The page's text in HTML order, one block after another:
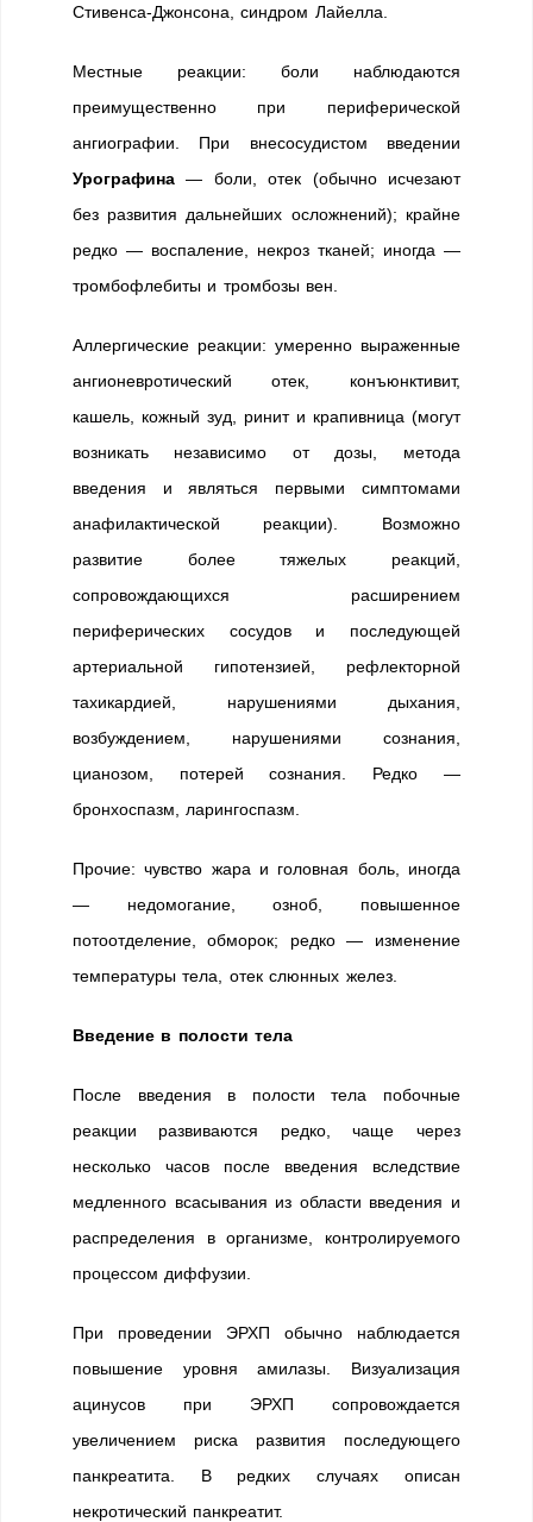
Стивенса-Джонсона, синдром Лайелла.
Местные реакции: боли наблюдаются
преимущественно при периферической
ангиографии. При внесосудистом введении
Урографина— боли, отек (обычно исчезают
без развития дальнейших осложнений); крайне
редко — воспаление, некроз тканей; иногда —
тромбофлебиты и тромбозы вен.
Аллергические реакции: умеренно выраженные
ангионевротический отек, конъюнктивит,
кашель, кожный зуд, ринит и крапивница (могут
возникать независимо от дозы, метода
введения и являться первыми симптомами
анафилактической реакции). Возможно
развитие более тяжелых реакций,
сопровождающихся расширением
периферических сосудов и последующей
артериальной гипотензией, рефлекторной
тахикардией, нарушениями дыхания,
возбуждением, нарушениями сознания,
цианозом, потерей сознания. Редко —
бронхоспазм, ларингоспазм.
Прочие: чувство жара и головная боль, иногда
— недомогание, озноб, повышенное
потоотделение, обморок; редко — изменение
температуры тела, отек слюнных желез.
Введение в полости тела
После введения в полости тела побочные
реакции развиваются редко, чаще через
несколько часов после введения вследствие
медленного всасывания из области введения и
распределения в организме, контролируемого
процессом диффузии.
При проведении ЭРХП обычно наблюдается
повышение уровня амилазы. Визуализация
ацинусов при ЭРХП сопровождается
увеличением риска развития последующего
панкреатита. В редких случаях описан
некротический панкреатит.